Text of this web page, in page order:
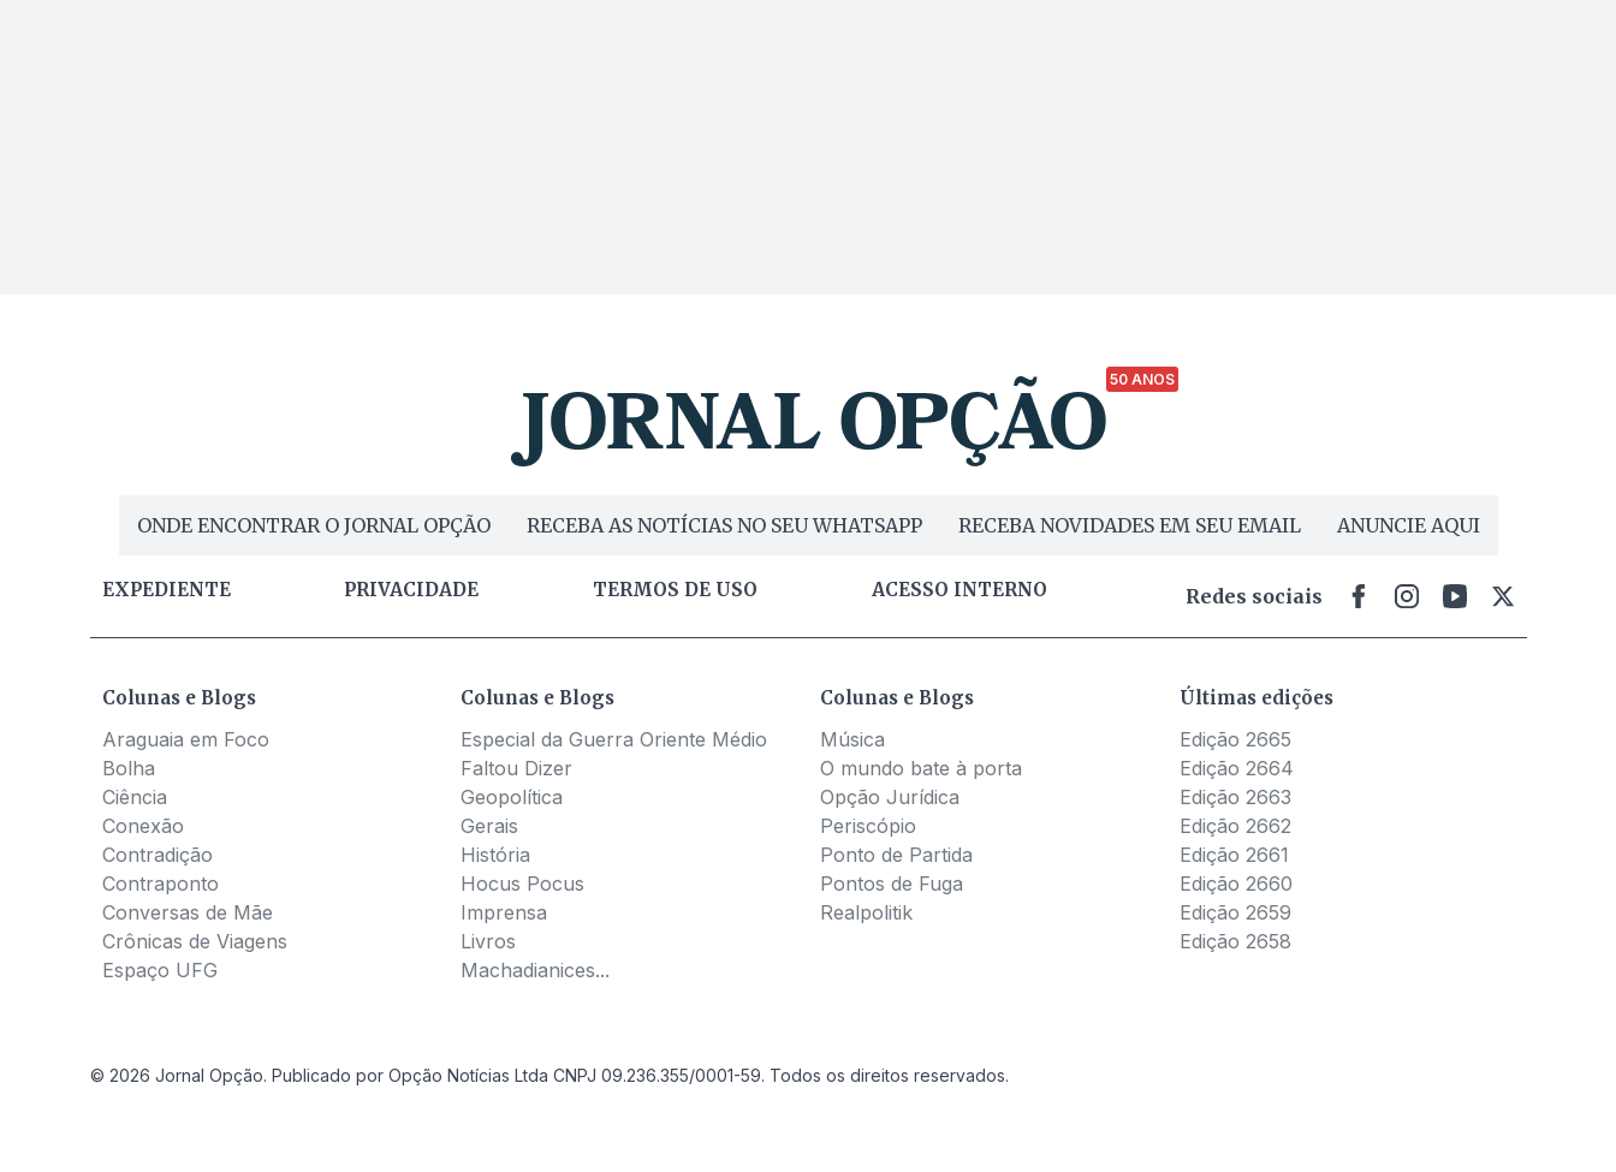
50 ANOS
ONDE ENCONTRAR O JORNAL OPÇÃO RECEBA AS NOTÍCIAS NO SEU WHATSAPP RECEBA NOVIDADES EM SEU EMAIL ANUNCIE AQUI
EXPEDIENTE PRIVACIDADE TERMOS DE USO ACESSO INTERNO Redes sociais
Colunas e Blogs
Araguaia em Foco
Bolha
Ciência
Conexão
Contradição
Contraponto
Conversas de Mãe
Crônicas de Viagens
Espaço UFG
Colunas e Blogs
Especial da Guerra Oriente Médio
Faltou Dizer
Geopolítica
Gerais
História
Hocus Pocus
Imprensa
Livros
Machadianices...
Colunas e Blogs
Música
O mundo bate à porta
Opção Jurídica
Periscópio
Ponto de Partida
Pontos de Fuga
Realpolitik
Últimas edições
Edição 2665
Edição 2664
Edição 2663
Edição 2662
Edição 2661
Edição 2660
Edição 2659
Edição 2658
© 2026 Jornal Opção. Publicado por Opção Notícias Ltda CNPJ 09.236.355/0001-59. Todos os direitos reservados.